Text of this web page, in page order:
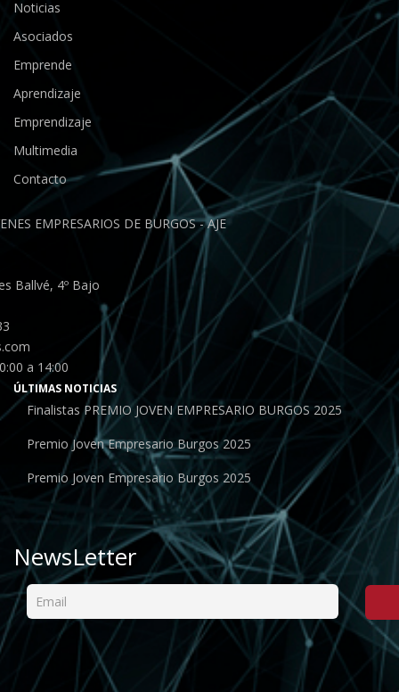
Noticias
Asociados
Emprende
Aprendizaje
Emprendizaje
Multimedia
Contacto
EMPRESARIOS DE BURGOS - AJE
Ballvé, 4º Bajo
a 14:00
ÚLTIMAS NOTICIAS
Finalistas PREMIO JOVEN EMPRESARIO BURGOS 2025
Premio Joven Empresario Burgos 2025
Premio Joven Empresario Burgos 2025
NewsLetter